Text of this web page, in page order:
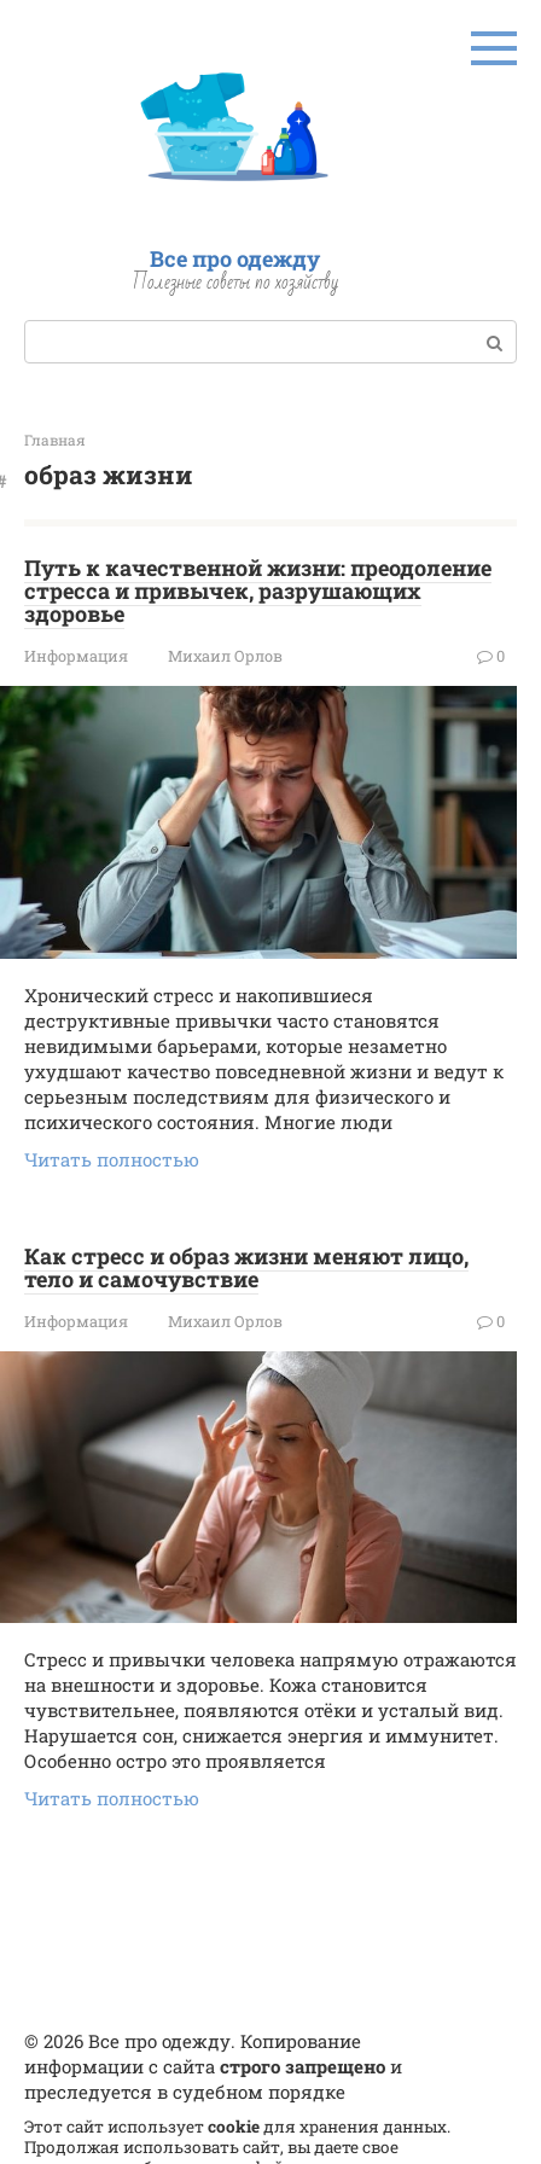
Все про одежду
Полезные советы по хозяйству
Поиск:
Главная
образ жизни
Путь к качественной жизни: преодоление
стресса и привычек, разрушающих
здоровье
Информация Михаил Орлов 0
Хронический стресс и накопившиеся
деструктивные привычки часто становятся
невидимыми барьерами, которые незаметно
ухудшают качество повседневной жизни и ведут к
серьезным последствиям для физического и
психического состояния. Многие люди
Читать полностью
Как стресс и образ жизни меняют лицо,
тело и самочувствие
Информация Михаил Орлов 0
Стресс и привычки человека напрямую отражаются
на внешности и здоровье. Кожа становится
чувствительнее, появляются отёки и усталый вид.
Нарушается сон, снижается энергия и иммунитет.
Особенно остро это проявляется
Читать полностью
© 2026 Все про одежду. Копирование
информации с сайта строго запрещено и
преследуется в судебном порядке
Этот сайт используетcookieдля хранения данных.
Продолжая использовать сайт, вы даете свое